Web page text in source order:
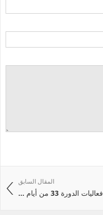
المقال السابق
فعاليات الدورة 33 من أيام ...